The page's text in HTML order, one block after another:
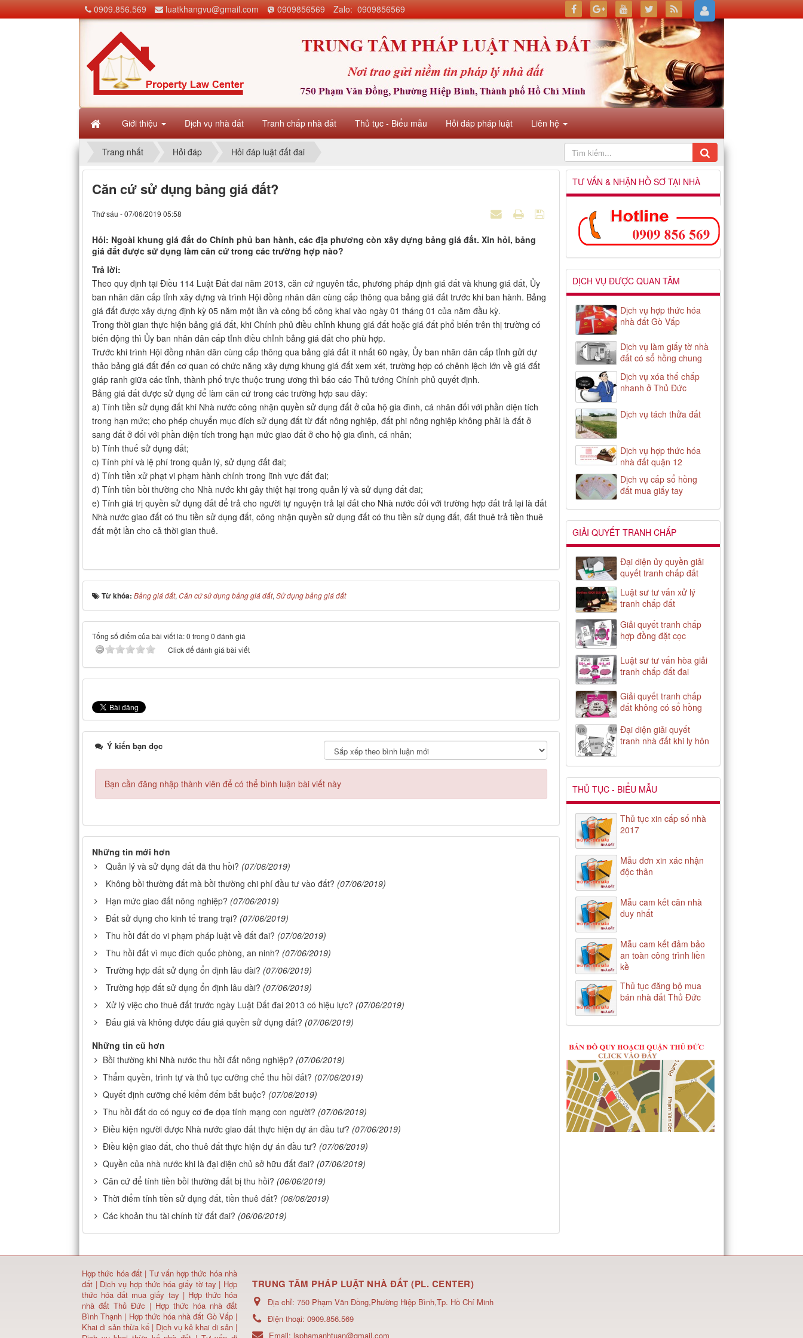
Giới thiệu Dịch vụ nhà đất Tranh chấp nhà đất Thủ tục - Biểu mẫu Hỏi đáp pháp luật Liên hệ
0909.856.569 luatkhangvu@gmail.com 0909856569 Zalo: 0909856569
Trang nhất Hỏi đáp Hỏi đáp luật đất đai
Căn cứ sử dụng bảng giá đất?
Thứ sáu - 07/06/2019 05:58
Hỏi: Ngoài khung giá đất do Chính phủ ban hành, các địa phương còn xây dựng bảng giá đất. Xin hỏi, bảng
giá đất được sử dụng làm căn cứ trong các trường hợp nào?
Trả lời:
Theo quy định tại Điều 114 Luật Đất đai năm 2013, căn cứ nguyên tắc, phương pháp định giá đất và khung giá đất, Ủy
ban nhân dân cấp tỉnh xây dựng và trình Hội đồng nhân dân cùng cấp thông qua bảng giá đất trước khi ban hành. Bảng
giá đất được xây dựng định kỳ 05 năm một lần và công bố công khai vào ngày 01 tháng 01 của năm đầu kỳ.
Trong thời gian thực hiện bảng giá đất, khi Chính phủ điều chỉnh khung giá đất hoặc giá đất phổ biến trên thị trường có
biến động thì Ủy ban nhân dân cấp tỉnh điều chỉnh bảng giá đất cho phù hợp.
Trước khi trình Hội đồng nhân dân cùng cấp thông qua bảng giá đất ít nhất 60 ngày, Ủy ban nhân dân cấp tỉnh gửi dự
thảo bảng giá đất đến cơ quan có chức năng xây dựng khung giá đất xem xét, trường hợp có chênh lệch lớn về giá đất
giáp ranh giữa các tỉnh, thành phố trực thuộc trung ương thì báo cáo Thủ tướng Chính phủ quyết định.
Bảng giá đất được sử dụng để làm căn cứ trong các trường hợp sau đây:
a) Tính tiền sử dụng đất khi Nhà nước công nhận quyền sử dụng đất ở của hộ gia đình, cá nhân đối với phần diện tích
trong hạn mức; cho phép chuyển mục đích sử dụng đất từ đất nông nghiệp, đất phi nông nghiệp không phải là đất ở
sang đất ở đối với phần diện tích trong hạn mức giao đất ở cho hộ gia đình, cá nhân;
b) Tính thuế sử dụng đất;
c) Tính phí và lệ phí trong quản lý, sử dụng đất đai;
d) Tính tiền xử phạt vi phạm hành chính trong lĩnh vực đất đai;
đ) Tính tiền bồi thường cho Nhà nước khi gây thiệt hại trong quản lý và sử dụng đất đai;
e) Tính giá trị quyền sử dụng đất để trả cho người tự nguyện trả lại đất cho Nhà nước đối với trường hợp đất trả lại là đất
Nhà nước giao đất có thu tiền sử dụng đất, công nhận quyền sử dụng đất có thu tiền sử dụng đất, đất thuê trả tiền thuê
đất một lần cho cả thời gian thuê.
Từ khóa: Bảng giá đất, Căn cứ sử dụng bảng giá đất, Sử dụng bảng giá đất
Tổng số điểm của bài viết là: 0 trong 0 đánh giá
Click để đánh giá bài viết
Ý kiến bạn đọc
Bạn cần đăng nhập thành viên để có thể bình luận bài viết này
Những tin mới hơn
Quản lý và sử dụng đất đã thu hồi? (07/06/2019)
Không bồi thường đất mà bồi thường chi phí đầu tư vào đất? (07/06/2019)
Hạn mức giao đất nông nghiệp? (07/06/2019)
Đất sử dụng cho kinh tế trang trại? (07/06/2019)
Thu hồi đất do vi phạm pháp luật về đất đai? (07/06/2019)
Thu hồi đất vì mục đích quốc phòng, an ninh? (07/06/2019)
Trường hợp đất sử dụng ổn định lâu dài? (07/06/2019)
Trường hợp đất sử dụng ổn định lâu dài? (07/06/2019)
Xử lý việc cho thuê đất trước ngày Luật Đất đai 2013 có hiệu lực? (07/06/2019)
Đấu giá và không được đấu giá quyền sử dụng đất? (07/06/2019)
Những tin cũ hơn
Bồi thường khi Nhà nước thu hồi đất nông nghiệp? (07/06/2019)
Thẩm quyền, trình tự và thủ tục cưỡng chế thu hồi đất? (07/06/2019)
Quyết định cưỡng chế kiểm đếm bắt buộc? (07/06/2019)
Thu hồi đất do có nguy cơ đe dọa tính mạng con người? (07/06/2019)
Điều kiện người được Nhà nước giao đất thực hiện dự án đầu tư? (07/06/2019)
Điều kiện giao đất, cho thuê đất thực hiện dự án đầu tư? (07/06/2019)
Quyền của nhà nước khi là đại diện chủ sở hữu đất đai? (07/06/2019)
Căn cứ để tính tiền bồi thường đất bị thu hồi? (06/06/2019)
Thời điểm tính tiền sử dụng đất, tiền thuê đất? (06/06/2019)
Các khoản thu tài chính từ đất đai? (06/06/2019)
TƯ VẤN & NHẬN HỒ SƠ TẠI NHÀ
DỊCH VỤ ĐƯỢC QUAN TÂM
Dịch vụ hợp thức hóa
nhà đất Gò Vấp
Dịch vụ làm giấy tờ nhà
đất có sổ hồng chung
Dịch vụ xóa thế chấp
nhanh ở Thủ Đức
Dịch vụ tách thửa đất
Dịch vụ hợp thức hóa
nhà đất quận 12
Dịch vụ cấp sổ hồng
đất mua giấy tay
GIẢI QUYẾT TRANH CHẤP
Đại diện ủy quyền giải
quyết tranh chấp đất
Luật sư tư vấn xử lý
tranh chấp đất
Giải quyết tranh chấp
hợp đồng đặt cọc
Luật sư tư vấn hòa giải
tranh chấp đất đai
Giải quyết tranh chấp
đất không có sổ hồng
Đại diện giải quyết
tranh nhà đất khi ly hôn
THỦ TỤC - BIỂU MẪU
Thủ tục xin cấp số nhà
2017
Mẫu đơn xin xác nhận
độc thân
Mẫu cam kết căn nhà
duy nhất
Mẫu cam kết đảm bảo
an toàn công trình liền
kề
Thủ tục đăng bộ mua
bán nhà đất Thủ Đức
Hợp thức hóa đất| Tư vấn hợp thức hóa nhà
đất | Dịch vụ hợp thức hóa giấy tờ tay | Hợp
thức hóa đất mua giấy tay | Hợp thức hóa
nhà đất Thủ Đức | Hợp thức hóa nhà đất
Bình Thạnh | Hợp thức hóa nhà đất Gò Vấp|
Khai di sản thừa kế | Dịch vụ kê khai di sản |
TRUNG TÂM PHÁP LUẬT NHÀ ĐẤT (PL. CENTER)
Địa chỉ: 750 Phạm Văn Đồng,Phường Hiệp Bình,Tp. Hồ Chí Minh
Điện thoại: 0909.856.569
Email: lsphamanhtuan@gmail.com